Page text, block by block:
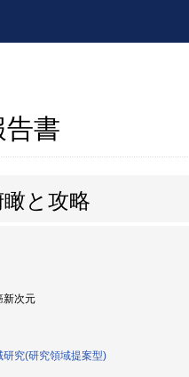
告書
と攻略
新次元
研究(研究領域提案型)